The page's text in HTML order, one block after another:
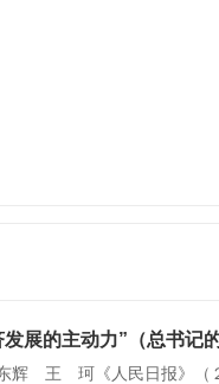
辉 王 珂《人民日报》（